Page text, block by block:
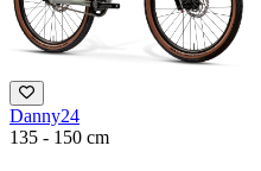
Danny24
135 - 150 cm